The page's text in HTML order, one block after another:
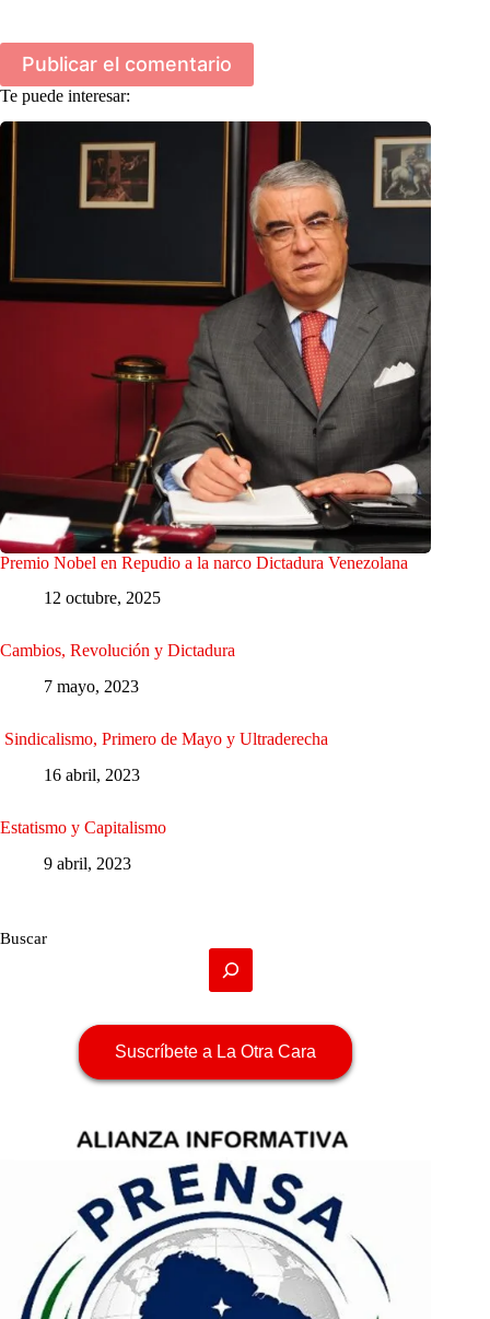
Publicar el comentario
Te puede interesar:
Premio Nobel en Repudio a la narco Dictadura Venezolana
12 octubre, 2025
Cambios, Revolución y Dictadura
7 mayo, 2023
Sindicalismo, Primero de Mayo y Ultraderecha
16 abril, 2023
Estatismo y Capitalismo
9 abril, 2023
Buscar
Suscríbete a La Otra Cara